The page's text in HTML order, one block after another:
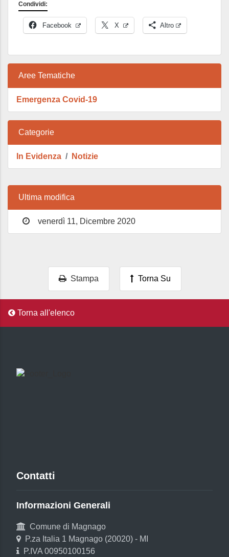
Condividi:
Facebook X Altro
Aree Tematiche
Emergenza Covid-19
Categorie
In Evidenza Notizie
Ultima modifica
venerdì 11, Dicembre 2020
Stampa Torna Su
Torna all'elenco
Contatti
Informazioni Generali
Comune di Magnago
P.za Italia 1 Magnago (20020) - MI
P.IVA 00950100156